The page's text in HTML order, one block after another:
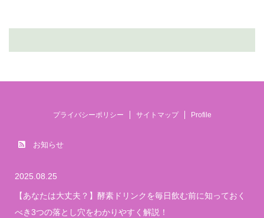
プライバシーポリシー サイトマップ Profile
お知らせ
2025.08.25
【あなたは大丈夫？】酵素ドリンクを毎日飲む前に知っておく
べき3つの落とし穴をわかりやすく解説！